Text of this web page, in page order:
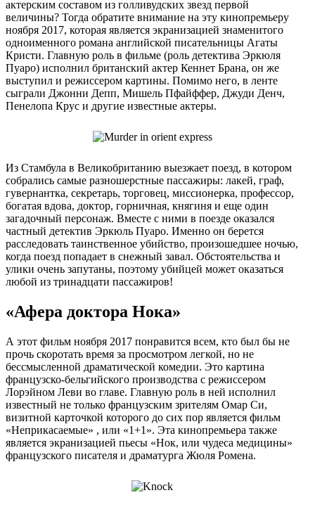
актерским составом из голливудских звезд первой
величины? Тогда обратите внимание на эту кинопремьеру
ноября 2017, которая является экранизацией знаменитого
одноименного романа английской писательницы Агаты
Кристи. Главную роль в фильме (роль детектива Эркюля
Пуаро) исполнил британский актер Кеннет Брана, он же
выступил и режиссером картины. Помимо него, в ленте
сыграли Джонни Депп, Мишель Пфайффер, Джуди Денч,
Пенелопа Крус и другие известные актеры.
Из Стамбула в Великобританию выезжает поезд, в котором
собрались самые разношерстные пассажиры: лакей, граф,
гувернантка, секретарь, торговец, миссионерка, профессор,
богатая вдова, доктор, горничная, княгиня и еще один
загадочный персонаж. Вместе с ними в поезде оказался
частный детектив Эркюль Пуаро. Именно он берется
расследовать таинственное убийство, произошедшее ночью,
когда поезд попадает в снежный завал. Обстоятельства и
улики очень запутаны, поэтому убийцей может оказаться
любой из тринадцати пассажиров!
«Афера доктора Нока»
А этот фильм ноября 2017 понравится всем, кто был бы не
прочь скоротать время за просмотром легкой, но не
бессмысленной драматической комедии. Это картина
французско-бельгийского производства с режиссером
Лорэйном Леви во главе. Главную роль в ней исполнил
известный не только французским зрителям Омар Си,
визитной карточкой которого до сих пор является фильм
«Неприкасаемые» , или «1+1». Эта кинопремьера также
является экранизацией пьесы «Нок, или чудеса медицины»
французского писателя и драматурга Жюля Ромена.